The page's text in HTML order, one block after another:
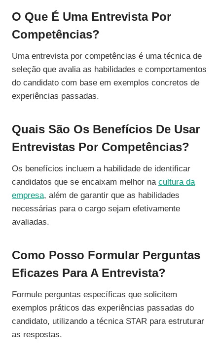
O Que É Uma Entrevista Por
Competências?
Uma entrevista por competências é uma técnica de
seleção que avalia as habilidades e comportamentos
do candidato com base em exemplos concretos de
experiências passadas.
Quais São Os Benefícios De Usar
Entrevistas Por Competências?
Os benefícios incluem a habilidade de identificar
candidatos que se encaixam melhor na cultura da
empresa, além de garantir que as habilidades
necessárias para o cargo sejam efetivamente
avaliadas.
Como Posso Formular Perguntas
Eficazes Para A Entrevista?
Formule perguntas específicas que solicitem
exemplos práticos das experiências passadas do
candidato, utilizando a técnica STAR para estruturar
as respostas.